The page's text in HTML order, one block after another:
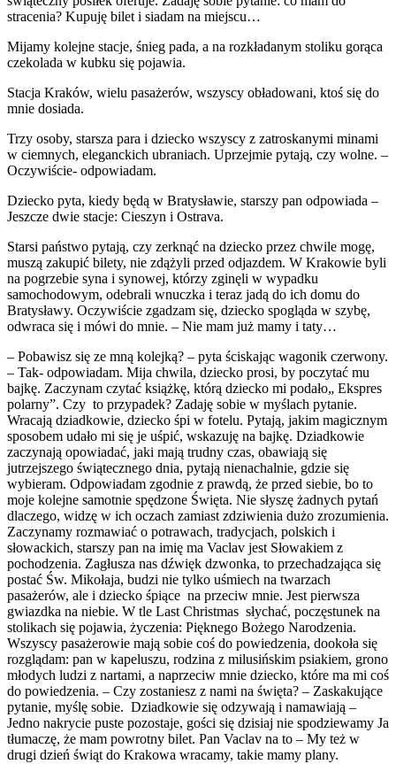
stracenia? Kupuję bilet i siadam na miejscu…
Mijamy kolejne stacje, śnieg pada, a na rozkładanym stoliku gorąca
czekolada w kubku się pojawia.
Stacja Kraków, wielu pasażerów, wszyscy obładowani, ktoś się do
mnie dosiada.
Trzy osoby, starsza para i dziecko wszyscy z zatroskanymi minami
w ciemnych, eleganckich ubraniach. Uprzejmie pytają, czy wolne. –
Oczywiście- odpowiadam.
Dziecko pyta, kiedy będą w Bratysławie, starszy pan odpowiada –
Jeszcze dwie stacje: Cieszyn i Ostrava.
Starsi państwo pytają, czy zerknąć na dziecko przez chwile mogę,
muszą zakupić bilety, nie zdążyli przed odjazdem. W Krakowie byli
na pogrzebie syna i synowej, którzy zginęli w wypadku
samochodowym, odebrali wnuczka i teraz jadą do ich domu do
Bratysławy. Oczywiście zgadzam się, dziecko spogląda w szybę,
odwraca się i mówi do mnie. – Nie mam już mamy i taty…
– Pobawisz się ze mną kolejką? – pyta ściskając wagonik czerwony.
– Tak- odpowiadam. Mija chwila, dziecko prosi, by poczytać mu
bajkę. Zaczynam czytać książkę, którą dziecko mi podało„ Ekspres
polarny”. Czy to przypadek? Zadaję sobie w myślach pytanie.
Wracają dziadkowie, dziecko śpi w fotelu. Pytają, jakim magicznym
sposobem udało mi się je uśpić, wskazuję na bajkę. Dziadkowie
zaczynają opowiadać, jaki mają trudny czas, obawiają się
jutrzejszego świątecznego dnia, pytają nienachalnie, gdzie się
wybieram. Odpowiadam zgodnie z prawdą, że przed siebie, bo to
moje kolejne samotnie spędzone Święta. Nie słyszę żadnych pytań
dlaczego, widzę w ich oczach zamiast zdziwienia dużo zrozumienia.
Zaczynamy rozmawiać o potrawach, tradycjach, polskich i
słowackich, starszy pan na imię ma Vaclav jest Słowakiem z
pochodzenia. Zagłusza nas dźwięk dzwonka, to przechadzająca się
postać Św. Mikołaja, budzi nie tylko uśmiech na twarzach
pasażerów, ale i dziecko śpiące na przeciw mnie. Jest pierwsza
gwiazdka na niebie. W tle Last Christmas słychać, poczęstunek na
stolikach się pojawia, życzenia: Pięknego Bożego Narodzenia.
Wszyscy pasażerowie mają sobie coś do powiedzenia, dookoła się
rozglądam: pan w kapeluszu, rodzina z milusińskim psiakiem, grono
młodych ludzi z nartami, a naprzeciw mnie dziecko, które ma mi coś
do powiedzenia. – Czy zostaniesz z nami na święta? – Zaskakujące
pytanie, myślę sobie. Dziadkowie się odzywają i namawiają –
Jedno nakrycie puste pozostaje, gości się dzisiaj nie spodziewamy Ja
tłumaczę, że mam powrotny bilet. Pan Vaclav na to – My też w
drugi dzień świąt do Krakowa wracamy, takie mamy plany.